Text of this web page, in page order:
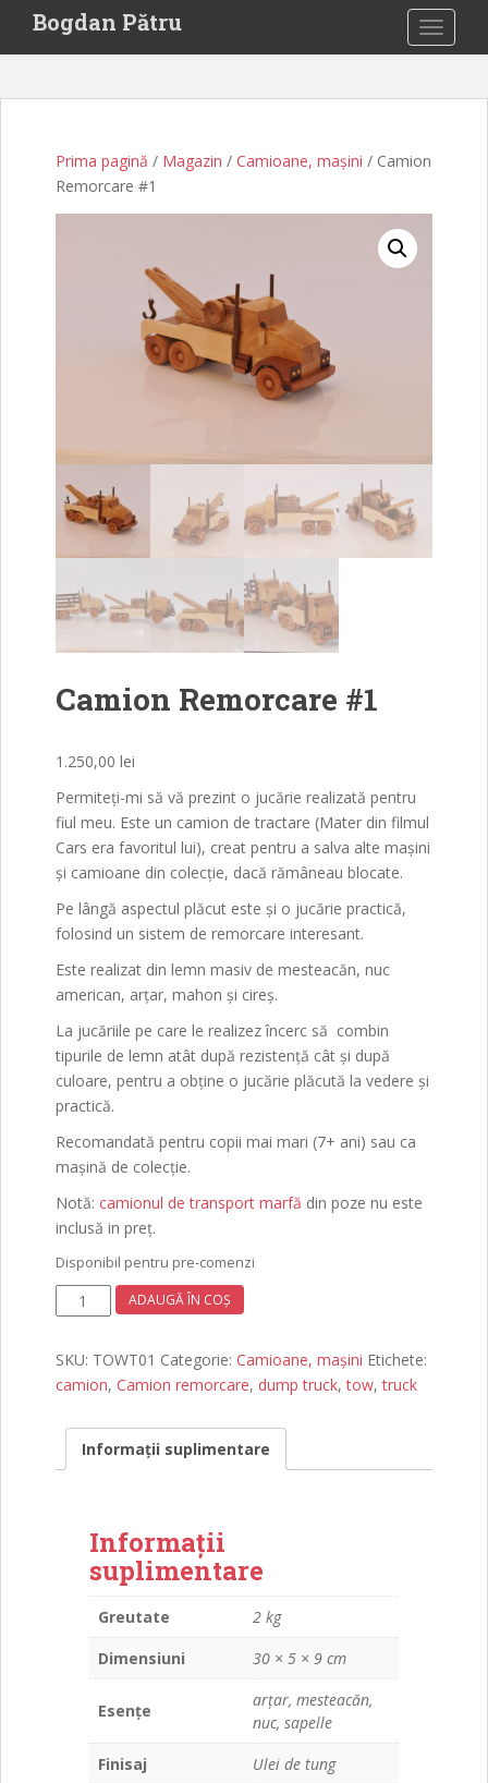
i
Bogdan Pătru
Prima pagină / Magazin / Camioane, mașini / Camion
Remorcare #1
Camion Remorcare #1
1.250,00 lei
Permiteți-mi să vă prezint o jucărie realizată pentru
fiul meu. Este un camion de tractare (Mater din filmul
Cars era favoritul lui), creat pentru a salva alte mașini
și camioane din colecție, dacă rămâneau blocate.
Pe lângă aspectul plăcut este și o jucărie practică,
folosind un sistem de remorcare interesant.
Este realizat din lemn masiv de mesteacăn, nuc
american, arțar, mahon și cireș.
La jucăriile pe care le realizez încerc să combin
tipurile de lemn atât după rezistență cât și după
culoare, pentru a obține o jucărie plăcută la vedere și
practică.
Recomandată pentru copii mai mari (7+ ani) sau ca
mașină de colecție.
Notă: camionul de transport marfă din poze nu este
inclusă in preț.
Disponibil pentru pre-comenzi
Cantitate
Camion
#1
ADAUGĂ ÎN COȘ
SKU: TOWT01 Categorie: Camioane, mașini Etichete:
camion, Camion remorcare, dump truck,tow,truck
Informații suplimentare
Informații
suplimentare
Greutate
2 kg
Dimensiuni
30 × 5 × 9 cm
Esențe
arțar, mesteacăn,
nuc, sapelle
Finisaj
Ulei de tung